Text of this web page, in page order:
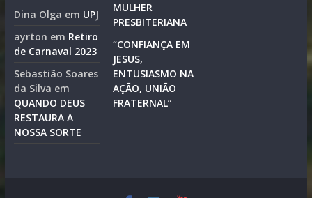
Dina Olga em UPJ
ayrton em Retiro
de Carnaval 2023
Sebastião Soares
da Silva em
QUANDO DEUS
RESTAURA A
NOSSA SORTE
MULHER
PRESBITERIANA
“CONFIANÇA EM
JESUS,
ENTUSIASMO NA
AÇÃO, UNIÃO
FRATERNAL”